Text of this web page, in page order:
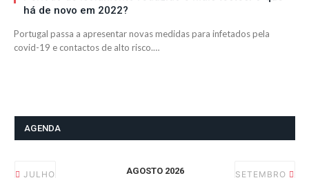
há de novo em 2022?
Portugal passa a apresentar novas medidas para infetados pela
covid-19 e contactos de alto risco.…
AGENDA
JULHO AGOSTO 2026 SETEMBRO